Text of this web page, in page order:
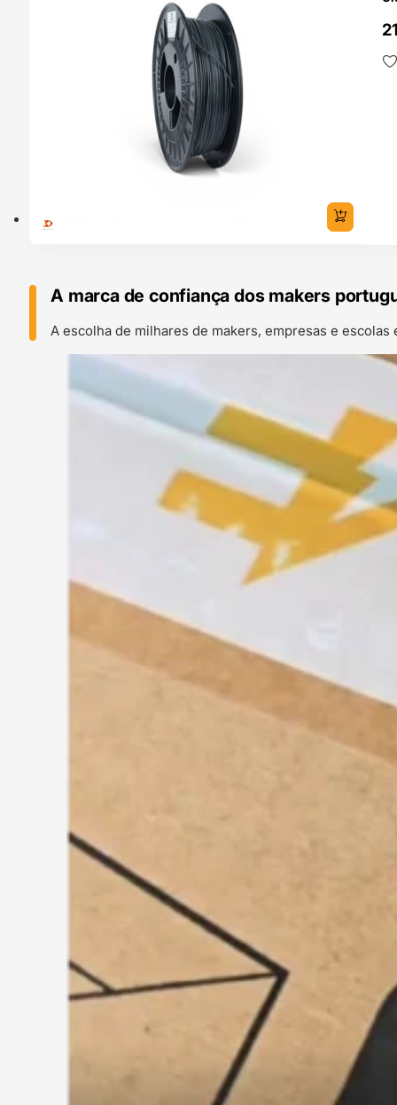
A marca de confiança dos makers
A escolha de milhares de makers, empresas e escolas